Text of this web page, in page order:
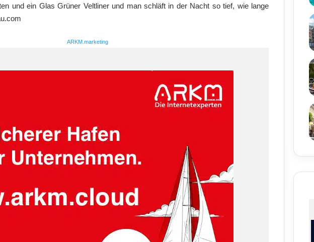
und ein Glas Grüner Veltliner und man schläft in der Nacht so tief, wie lange
ARKM.marketing